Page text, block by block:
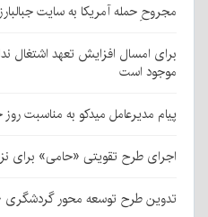
مجروحِ حمله آمریکا به سایت
برای امسال افزایش تعهد اشتغال
موجود است
پیام مدیرعامل میدکو به مناسبت روز
اجرای طرح تقویتی «حامی» برای نزدیک به ۱۰ هزار
تدوین طرح توسعه محور گردشگری